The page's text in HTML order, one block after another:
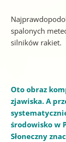
spalonych
silników rakiet.
Oto obraz
zjawiska. A
środowisko w
Słoneczny